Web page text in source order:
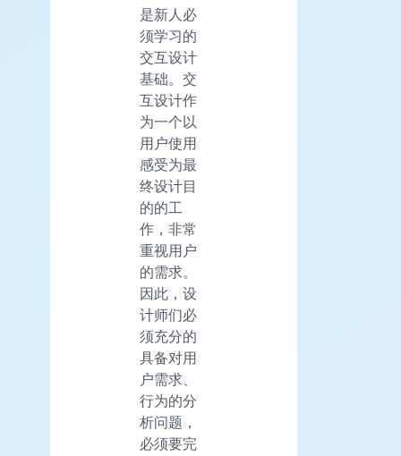
是新人必
须学习的
交互设计
基础。交
互设计作
为一个以
用户使用
感受为最
终设计目
的的工
作，非常
重视用户
的需求。
因此，设
计师们必
须充分的
具备对用
户需求、
行为的分
析问题，
必须要完